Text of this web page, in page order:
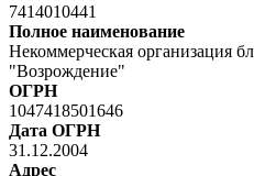
7414010441
Полное наименование
Некоммерческая организация
"Возрождение"
ОГРН
1047418501646
Дата ОГРН
31.12.2004
Адрес